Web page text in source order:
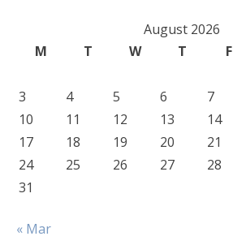
August 2026
M
T W T F
3
4 5 6 7
10
11 12 13 14
17
18 19 20 21
24
25 26 27 28
31
« Mar